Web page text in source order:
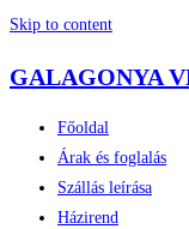
Skip to content
GALAGONYA
Főoldal
Árak és foglalás
Szállás leírása
Házirend